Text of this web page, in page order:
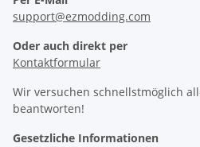
support@ezmodding.com
Oder auch direkt per
Kontaktformular
Wir versuchen schnellstmöglich
beantworten!
Gesetzliche Informationen